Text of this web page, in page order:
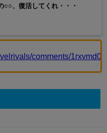
○○、復活してくれ・・・
comments/